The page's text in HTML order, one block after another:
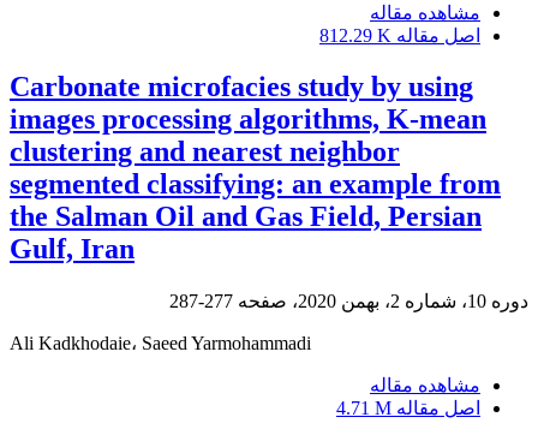
مشاهده مقاله
اصل مقاله 812.29 K
Carbonate microfacies study by using
images processing algorithms, K-mean
clustering and nearest neighbor
segmented classifying: an example from
the Salman Oil and Gas Field, Persian
Gulf, Iran
دوره 10، شماره 2، بهمن 2020، صفحه 277-287
Ali Kadkhodaie، Saeed Yarmohammadi
مشاهده مقاله
اصل مقاله 4.71 M